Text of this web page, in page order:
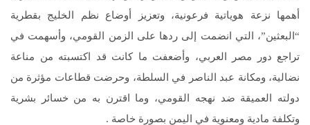
أهمها نزعة هوياتية فرعونية، وتعزيز أوضاع نظم الخليج بقطرية
“البعثين”، التي انضمت إلى ردها على الزمن القومي، وأسهمت في
تراجع دور مصر العربي، وأضعفت ما كانت قد اكتسبته من مناعة
نضالية، ومكانة عبد الناصر في السلطة، وحرضت قطاعات مؤثرة من
دولته العميقة ضد نهجه القومي، وما اقترن به من خسائر بشرية
وتكلفة مادية ومعنوية في اليمن بصورة خاصة .